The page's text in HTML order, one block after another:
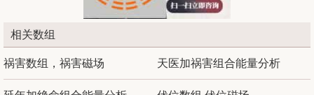
相关数组
祸害数组，祸害磁场 天医加祸害组合能量分析